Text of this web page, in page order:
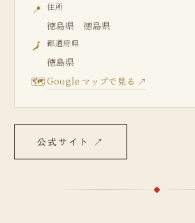
📍 住所
徳島県 徳島県
🗾 都道府県
徳島県
🗺 Google マップで見る ↗
公式サイト ↗